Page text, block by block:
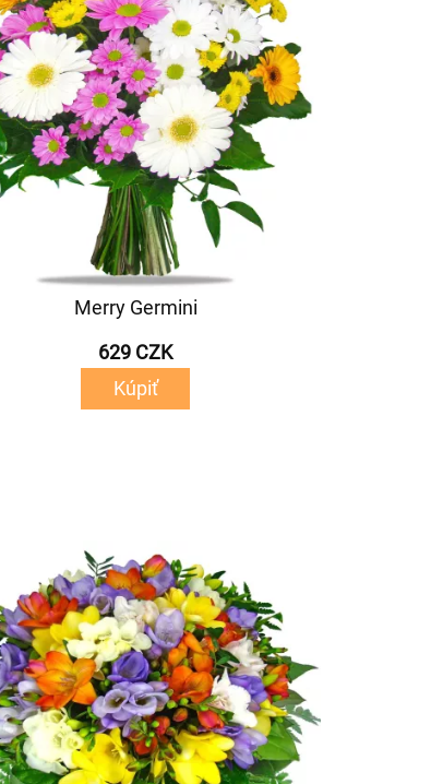
Merry Germini
629 CZK
Kúpiť